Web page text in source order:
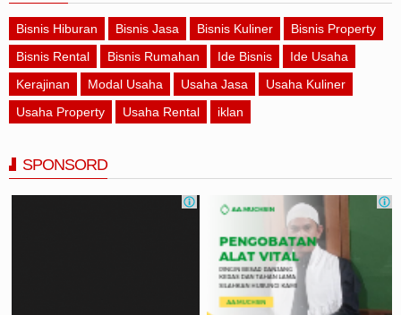
Bisnis Hiburan Bisnis Jasa Bisnis Kuliner
Bisnis Property
Bisnis Rental
Bisnis Rumahan Ide Bisnis
Ide Usaha
Kerajinan
Modal Usaha Usaha Jasa
Usaha Kuliner
Usaha Property
Usaha Rental iklan
SPONSORD